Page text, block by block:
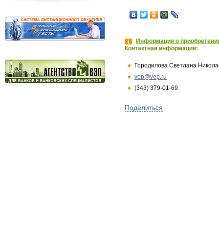
Информация о
Контактная информация:
Городилова Светлана
vep@vep.ru
(343) 379-01-69
Поделиться